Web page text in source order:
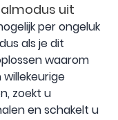
uit
per ongeluk
als je dit
waarom
zoekt u
en schakelt u